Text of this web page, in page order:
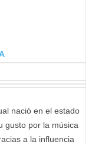
nació en el estado
gusto por la música
a la influencia